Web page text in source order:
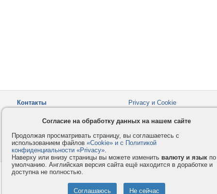
Контакты
Privacy и Cookie
Как оплатить
Форумы
© 2008-2026VMESTE.EU
Согласие на обработку данных на нашем сайте
Продолжая просматривать страницу, вы соглашаетесь с
использованием файлов «Cookie» и с Политикой
конфиденциальности «Privacy».
Наверху или внизу страницы вы можете изменить валюту и язык по
умолчанию. Английская версия сайта ещё находится в доработке и
доступна не полностью.